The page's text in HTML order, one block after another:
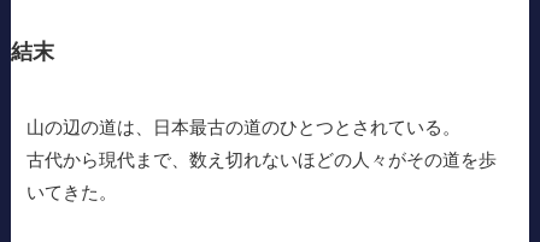
結末
山の辺の道は、日本最古の道のひとつとされている。
古代から現代まで、数え切れないほどの人々がその道を歩
いてきた。